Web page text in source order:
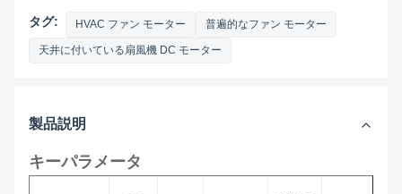
タグ: HVAC ファン モーター 普遍的なファン モーター
天井に付いている扇風機 DC モーター
製品説明
キーパラメータ